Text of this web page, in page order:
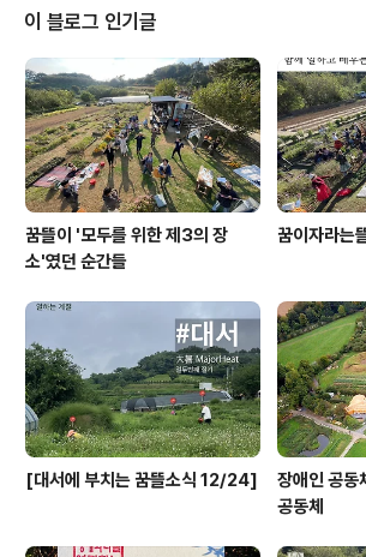
없이 알아서 잘 놀지요~ 이 맛에 해수욕장옵니다^^ _꿈이
자라는뜰 트위터에서 옮겨왔습니다. https://twitter.co
m/Greencarefarm
이 블로그 인기글
꿈뜰이 '모두를 위한 제3의 장
소'였던 순간들
꿈이자라는
[대서에 부치는 꿈뜰소식 12/24]
장애인 공동
공동체